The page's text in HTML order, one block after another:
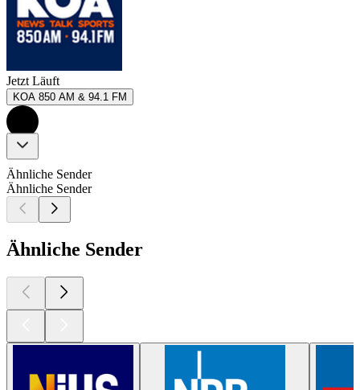
Jetzt Läuft
KOA 850 AM & 94.1 FM
Ähnliche Sender
Ähnliche Sender
Ähnliche Sender